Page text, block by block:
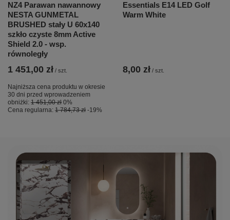
NZ4 Parawan nawannowy
NESTA GUNMETAL
BRUSHED stały U 60x140
szkło czyste 8mm Active
Shield 2.0 - wsp.
równoległy
1 451,00 zł / szt.
Najniższa cena produktu w okresie
30 dni przed wprowadzeniem
obniżki: 1 451,00 zł 0%
Cena regularna: 1 784,73 zł -19%
Essentials E14 LED Golf
Warm White
8,00 zł / szt.